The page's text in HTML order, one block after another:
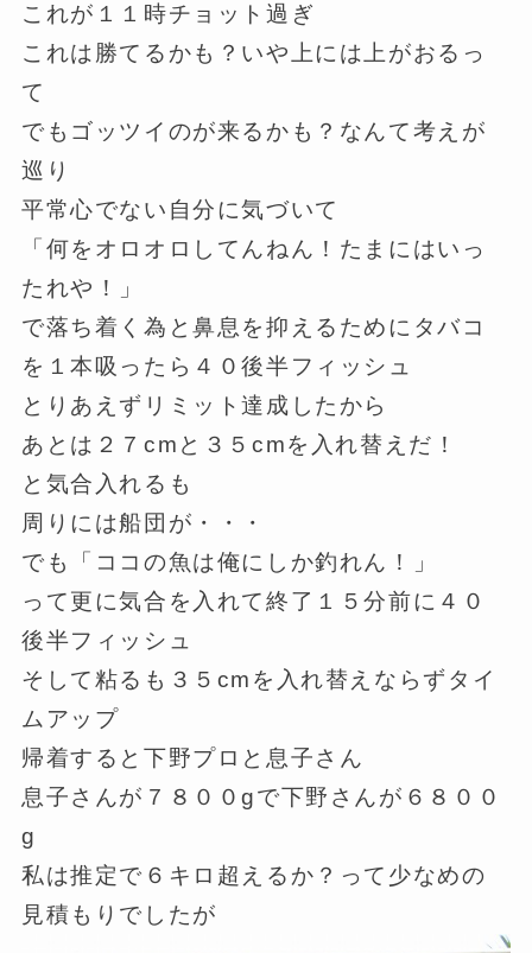
これが１１時チョット過ぎ
これは勝てるかも？いや上には上がおるっ
て
でもゴッツイのが来るかも？なんて考えが
巡り
平常心でない自分に気づいて
「何をオロオロしてんねん！たまにはいっ
たれや！」
で落ち着く為と鼻息を抑えるためにタバコ
を１本吸ったら４０後半フィッシュ
とりあえずリミット達成したから
あとは２７cmと３５cmを入れ替えだ！
と気合入れるも
周りには船団が・・・
でも「ココの魚は俺にしか釣れん！」
って更に気合を入れて終了１５分前に４０
後半フィッシュ
そして粘るも３５cmを入れ替えならずタイ
ムアップ
帰着すると下野プロと息子さん
息子さんが７８００gで下野さんが６８００
g
私は推定で６キロ超えるか？って少なめの
見積もりでしたが